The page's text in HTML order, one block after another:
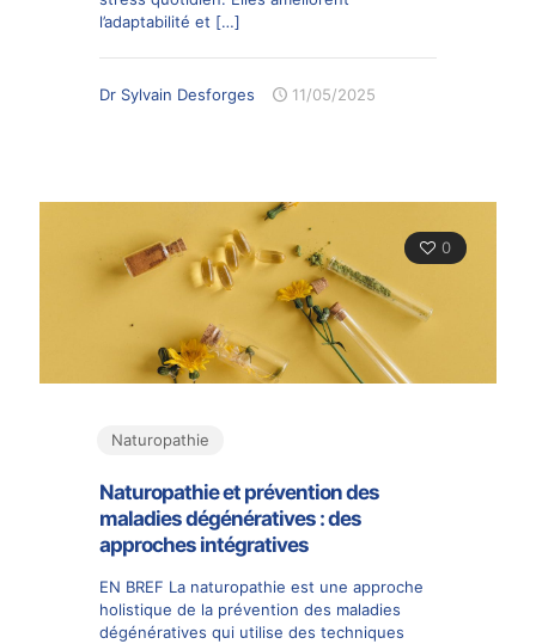
l’adaptabilité et […]
Dr Sylvain Desforges 11/05/2025
0
Naturopathie
Naturopathie et prévention des
maladies dégénératives : des
approches intégratives
EN BREF La naturopathie est une approche
holistique de la prévention des maladies
dégénératives qui utilise des techniques